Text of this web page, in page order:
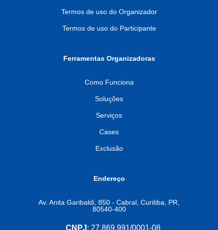
Termos de uso do Organizador
Termos de uso do Participante
Ferramentas Organizadoras
Como Funciona
Soluções
Serviços
Cases
Exclusão
Endereço
Av. Anita Garibaldi, 850 - Cabral, Curitiba, PR,
80540-400
CNPJ: 27.869.991/0001-08